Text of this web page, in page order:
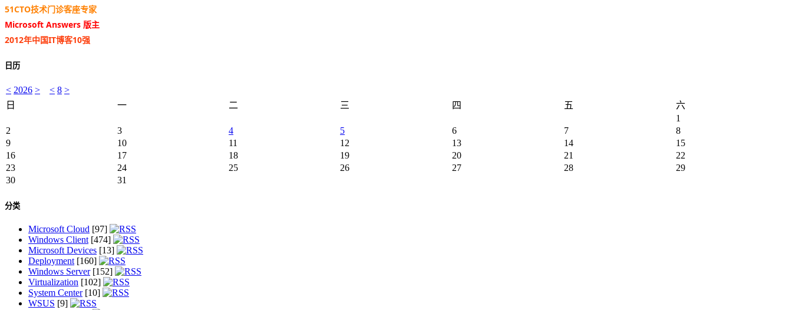
51CTO技术门诊客座专家
Microsoft Answers 版主
2012年中国IT博客10强
日历
< 2026 > < 8 >
日
一 二 三 四 五
六
1
2
3 4 5 6 7
8
9
10 11 12 13 14
15
16
17 18 19 20 21
22
23
24 25 26 27 28
29
30
31
分类
Microsoft Cloud [97]
Windows Client[474]
Microsoft Devices [13]
Deployment[160]
Windows Server[152]
Virtualization [102]
System Center[10]
WSUS [9]